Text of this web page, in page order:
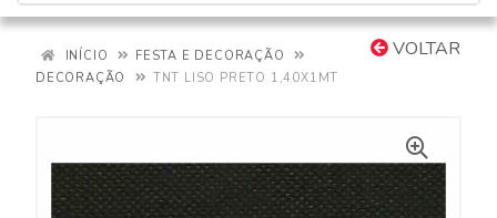
VOLTAR
INÍCIO
FESTA E DECORAÇÃO
DECORAÇÃO
TNT LISO PRETO 1,40X1MT